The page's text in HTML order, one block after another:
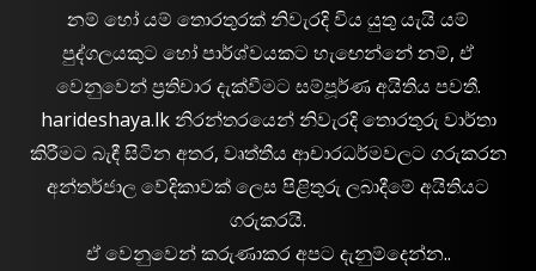
නම් හෝ යම් තොරතුරක් නිවැරදි විය යුතු යැයි යම්
පුද්ගලයකුට හෝ පාර්ශ්වයකට හැඟෙන්නේ නම්, ඒ
වෙනුවෙන් ප්‍රතිචාර දැක්වීමට සම්පූර්ණ අයිතිය පවතී.
harideshaya.lk නිරන්තරයෙන් නිවැරදි තොරතුරු වාර්තා
කිරීමට බැඳී සිටින අතර, වෘත්තීය ආචාරධර්මවලට ගරුකරන
අන්තර්ජාල වේදිකාවක් ලෙස පිළිතුරු ලබාදීමේ අයිතියට
ගරුකරයි.
ඒ වෙනුවෙන් කරුණාකර අපට දැනුම්දෙන්න..